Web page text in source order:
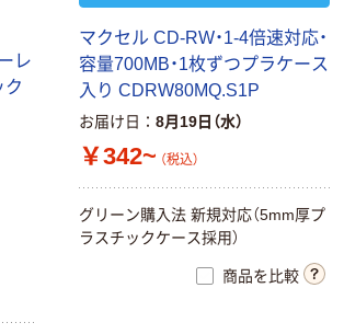
レ
ク
マクセル CD-RW・1-4倍速対応・
容量700MB・1枚ずつプラケース
入り CDRW80MQ.S1P
お届け日 8月19日（水）
￥342~ （税込）
グリーン購入法 新規対応（5mm厚プ
ラスチックケース採用）
商品を比較